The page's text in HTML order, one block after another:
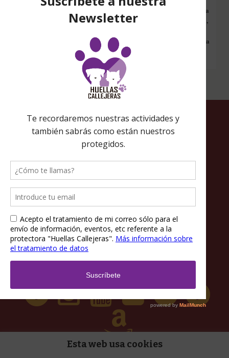
Configura nuestro Inicio Solidario en todos tus dispositivos y cada
vez que entres a hacer una búsqueda en internet desde esa página,
Amazon desde ahí, tu compra será solidaria sin ningún coste extra
para ti.
Política de privacidad
Esta web usa cookies